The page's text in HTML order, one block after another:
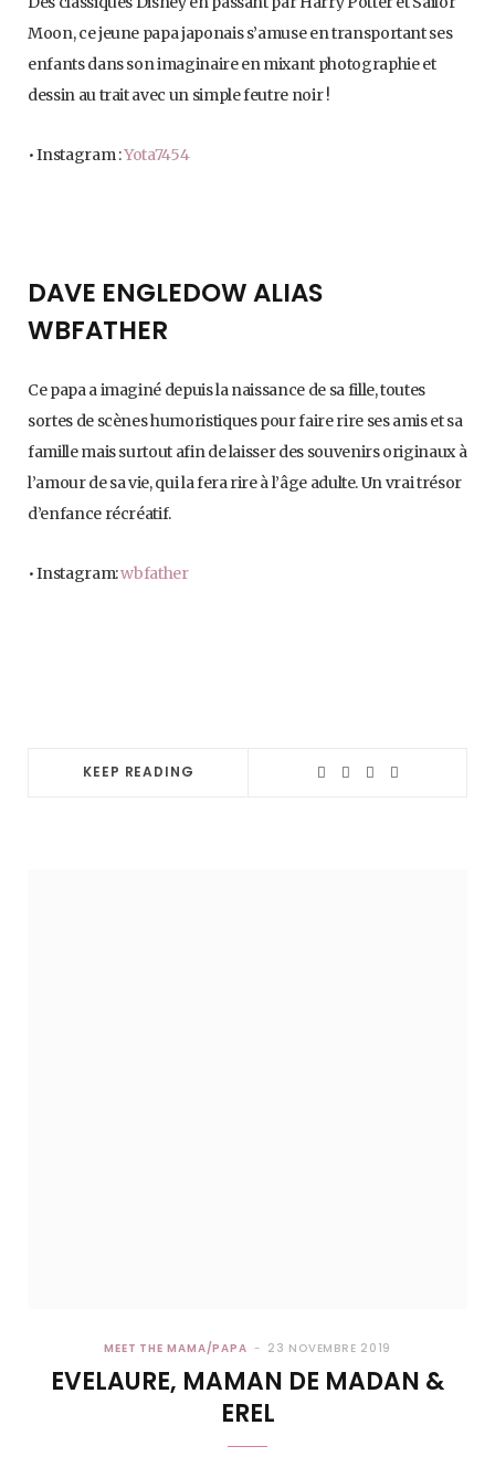
Moon, ce jeune papa japonais s’amuse en transportant ses
enfants dans son imaginaire en mixant photographie et
dessin au trait avec un simple feutre noir !
• Instagram :Yota7454
DAVE ENGLEDOW ALIAS
WBFATHER
Ce papa a imaginé depuis la naissance de sa fille, toutes
sortes de scènes humoristiques pour faire rire ses amis et sa
famille mais surtout afin de laisser des souvenirs originaux à
l’amour de sa vie, qui la fera rire à l’âge adulte. Un vrai trésor
d’enfance récréatif.
• Instagram:wbfather
KEEP READING
MEET THE MAMA/PAPA 23 NOVEMBRE 2019
EVELAURE, MAMAN DE MADAN &
EREL